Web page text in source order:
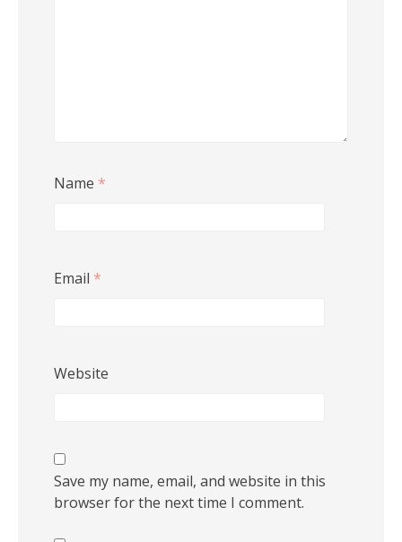
Name *
Email *
Website
Save my name, email, and website in this
browser for the next time I comment.